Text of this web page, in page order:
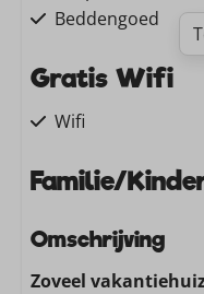
Beddengoed
Gratis Wifi
Wifi
Familie/
Babybedje
Kinderstoel
Traphekje
Omschrijving
Zoveel